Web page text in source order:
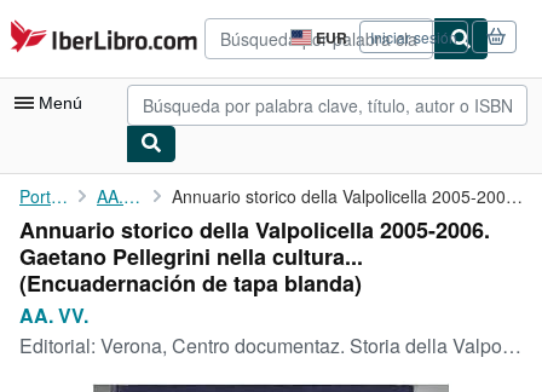
Pasar al contenido principal
IberLibro.com EUR
Preferencias
de
compra
del
Iniciar sesión
Menú
Mi cuenta
Consultar mis pedidos
Búsqueda avanzada
Colecciones
Portada AA. VV. Annuario storico della Valpolicella 2005-2006. Gaetano ...
Annuario storico della Valpolicella 2005-2006.
Gaetano Pellegrini nella cultura...
(Encuadernación de tapa blanda)
AA. VV.
Editorial: Verona, Centro documentaz. Storia della Valpolicella 2006.